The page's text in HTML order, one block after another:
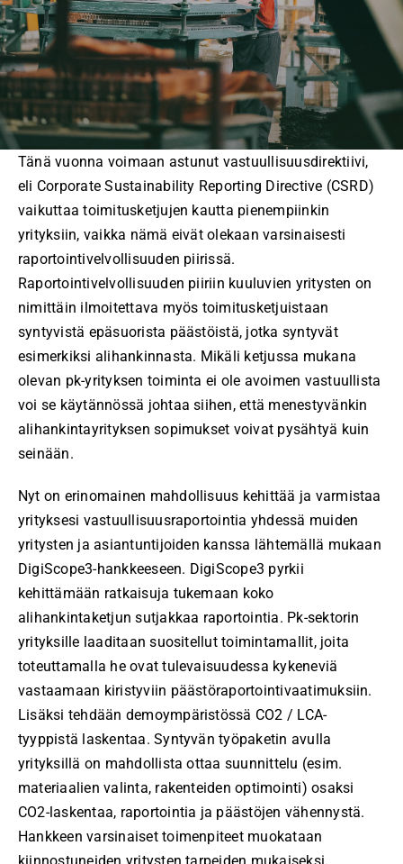
Tänä vuonna voimaan astunut vastuullisuusdirektiivi,
eli Corporate Sustainability Reporting Directive (CSRD)
vaikuttaa toimitusketjujen kautta pienempiinkin
yrityksiin, vaikka nämä eivät olekaan varsinaisesti
raportointivelvollisuuden piirissä.
Raportointivelvollisuuden piiriin kuuluvien yritysten on
nimittäin ilmoitettava myös toimitusketjuistaan
syntyvistä epäsuorista päästöistä, jotka syntyvät
esimerkiksi alihankinnasta. Mikäli ketjussa mukana
olevan pk-yrityksen toiminta ei ole avoimen vastuullista
voi se käytännössä johtaa siihen, että menestyvänkin
alihankintayrityksen sopimukset voivat pysähtyä kuin
seinään.
Nyt on erinomainen mahdollisuus kehittää ja varmistaa
yrityksesi vastuullisuusraportointia yhdessä muiden
yritysten ja asiantuntijoiden kanssa lähtemällä mukaan
DigiScope3-hankkeeseen. DigiScope3 pyrkii
kehittämään ratkaisuja tukemaan koko
alihankintaketjun sutjakkaa raportointia. Pk-sektorin
yrityksille laaditaan suositellut toimintamallit, joita
toteuttamalla he ovat tulevaisuudessa kykeneviä
vastaamaan kiristyviin päästöraportointivaatimuksiin.
Lisäksi tehdään demoympäristössä CO2 / LCA-
tyyppistä laskentaa. Syntyvän työpaketin avulla
yrityksillä on mahdollista ottaa suunnittelu (esim.
materiaalien valinta, rakenteiden optimointi) osaksi
CO2-laskentaa, raportointia ja päästöjen vähennystä.
Hankkeen varsinaiset toimenpiteet muokataan
kiinnostuneiden yritysten tarpeiden mukaiseksi.